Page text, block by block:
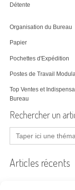
Détente
Organisation du Bureau
Papier
Pochettes d'Expédition
Postes de Travail
Top Ventes et
Bureau
Rechercher un
Search
for:
Articles récents